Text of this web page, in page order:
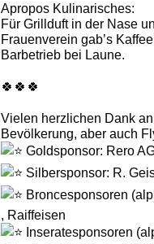
Apropos Kulinarisches:
Für Grillduft in der Nase
Frauenverein gab’s
Barbetrieb bei Laune.
🍀🍀🍀
Vielen herzlichen Dank
Bevölkerung, aber auch
Goldsponsor: Rero
Silbersponsor: R.
Broncesponsoren
, Raiffeisen
Inseratesponsoren